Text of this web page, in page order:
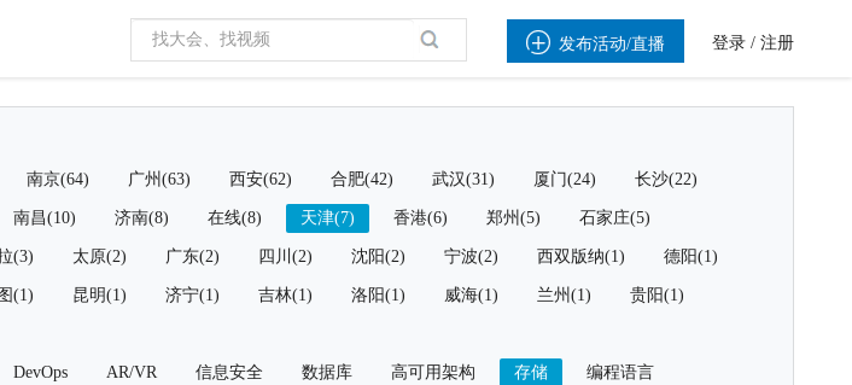
 发布活动/直播 登录 / 注册
南京(64) 广州(63) 西安(62) 合肥(42) 武汉(31) 厦门(24) 长沙(22)
南昌(10) 济南(8) 在线(8) 天津(7) 香港(6) 郑州(5) 石家庄(5)
(3) 太原(2) 广东(2) 四川(2) 沈阳(2) 宁波(2) 西双版纳(1) 德阳(1)
(1) 昆明(1) 济宁(1) 吉林(1) 洛阳(1) 威海(1) 兰州(1) 贵阳(1)
DevOps AR/VR 信息安全 数据库 高可用架构 存储 编程语言